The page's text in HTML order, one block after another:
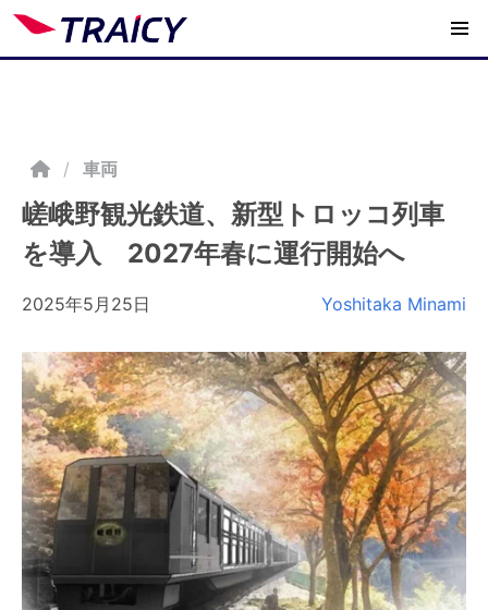
/ 車両
嵯峨野観光鉄道、新型トロッコ列車
を導入 2027年春に運行開始へ
2025年5月25日 Yoshitaka Minami